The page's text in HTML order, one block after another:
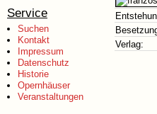
Service
Suchen
Kontakt
Impressum
Datenschutz
Historie
Opernhäuser
Veranstaltungen
Verlag: